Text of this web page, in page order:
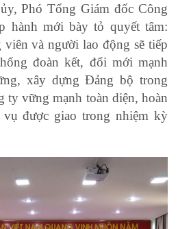
Phó Tổng Giám đốc Công
hành mới bày tỏ quyết tâm:
viên và người lao động sẽ tiếp
đoàn kết, đổi mới mạnh
xây dựng Đảng bộ trong
ty vững mạnh toàn diện, hoàn
vụ được giao trong nhiệm kỳ